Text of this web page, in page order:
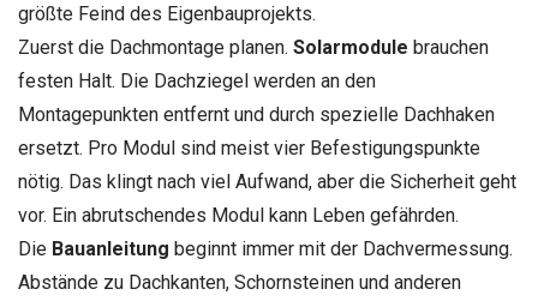
größte Feind des Eigenbauprojekts.
Zuerst die Dachmontage planen. Solarmodule brauchen
festen Halt. Die Dachziegel werden an den
Montagepunkten entfernt und durch spezielle Dachhaken
ersetzt. Pro Modul sind meist vier Befestigungspunkte
nötig. Das klingt nach viel Aufwand, aber die Sicherheit geht
vor. Ein abrutschendes Modul kann Leben gefährden.
Die Bauanleitung beginnt immer mit der Dachvermessung.
Abstände zu Dachkanten, Schornsteinen und anderen